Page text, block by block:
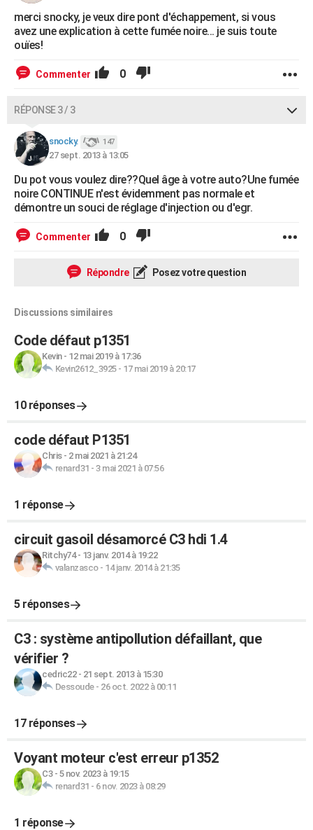
merci snocky, je veux dire pont d'échappement, si vous
avez une explication à cette fumée noire... je suis toute
ouïes!
Commenter 0
RÉPONSE 3 / 3
snocky. 147
27 sept. 2013 à 13:05
Du pot vous voulez dire??Quel âge à votre auto?Une fumée
noire CONTINUE n'est évidemment pas normale et
démontre un souci de réglage d'injection ou d'egr.
Commenter 0
Répondre Posez votre question
Discussions similaires
Code défaut p1351
Kevin- 12 mai 2019 à 17:36
Kevin2612_3925- 17 mai 2019 à 20:17
10 réponses
code défaut P1351
Chris- 2 mai 2021 à 21:24
renard31 - 3 mai 2021 à 07:56
1 réponse
circuit gasoil désamorcé C3 hdi 1.4
Ritchy74- 13 janv. 2014 à 19:22
valanzasco- 14 janv. 2014 à 21:35
5 réponses
C3 : système antipollution défaillant, que
vérifier ?
cedric22- 21 sept. 2013 à 15:30
Dessoude- 26 oct. 2022 à 00:11
17 réponses
Voyant moteur c'est erreur p1352
C3- 5 nov. 2023 à 19:15
renard31 - 6 nov. 2023 à 08:29
1 réponse